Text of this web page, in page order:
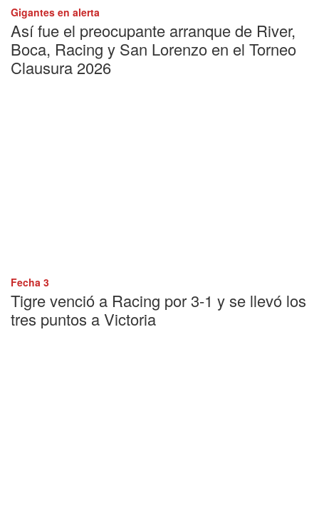
Gigantes en alerta
Así fue el preocupante arranque de River,
Boca, Racing y San Lorenzo en el Torneo
Clausura 2026
Fecha 3
Tigre venció a Racing por 3-1 y se llevó los
tres puntos a Victoria